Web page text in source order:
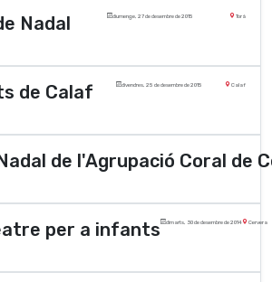
Nadal diumenge, 27 de desembre de 2015 Torà
de Calaf divendres, 25 de desembre de 2015 Calaf
de l'Agrupació Coral de
per a infants dimarts, 30 de desembre de 2014 Cervera